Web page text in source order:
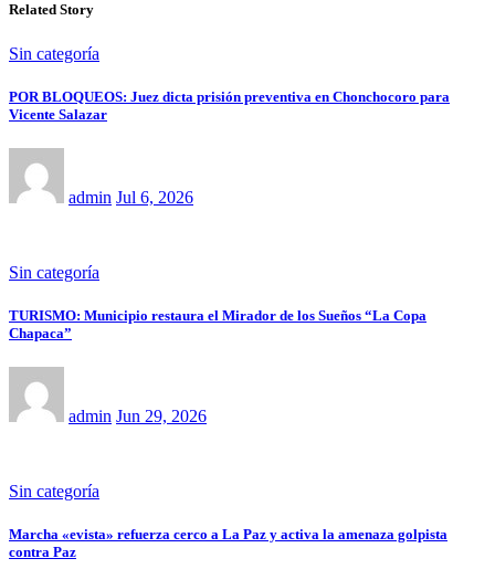
Related Story
Sin categoría
POR BLOQUEOS: Juez dicta prisión preventiva en Chonchocoro para
Vicente Salazar
admin Jul 6, 2026
Sin categoría
TURISMO: Municipio restaura el Mirador de los Sueños “La Copa
Chapaca”
admin Jun 29, 2026
Sin categoría
Marcha «evista» refuerza cerco a La Paz y activa la amenaza golpista
contra Paz